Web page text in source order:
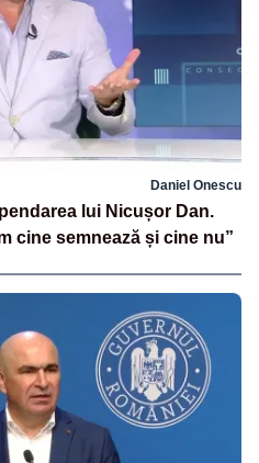
Daniel Onescu
lui Nicușor Dan.
cine semnează și cine nu”